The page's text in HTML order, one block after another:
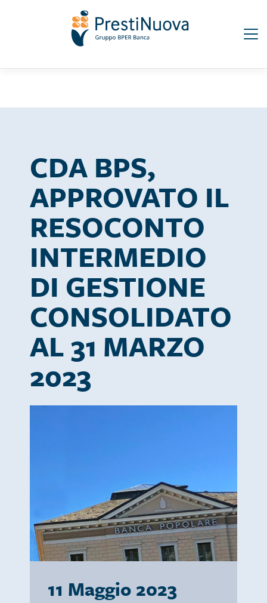
Seguici su:
CDA BPS,
APPROVATO IL
RESOCONTO
INTERMEDIO
DI GESTIONE
CONSOLIDATO
AL 31 MARZO
2023
11 Maggio 2023